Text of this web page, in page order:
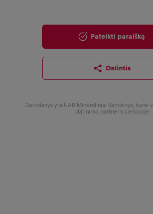
Pateikti paraišką
Dalintis
Darbdavys yra UAB Mineraliniai Vandenys, kurie
platinimo partneris Lietuvoje.